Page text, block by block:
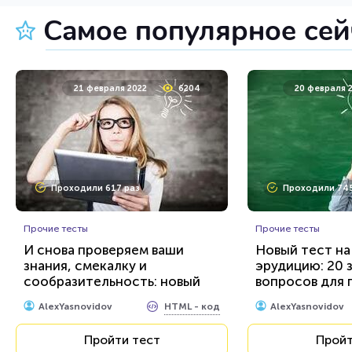
14 декабря 2021 95263
Проходили 15378 раз
Литература
Литературный тест: 20
вопросов по знаменитым
книгам
AlexYasnovidov
Пройти тест
11
Проходили
Музыка
Стинг -
любимец всех
всех
AlexYasnovidov
Самое популярное
21 февраля 2022 6204
Проходили 617 раз
Прочие тесты
И снова проверяем ваши
знания, смекалку и
сообразительность: новый
тест для эрудитов...
AlexYasnovidov HTML - код
Пройти тест
20 февраля
Проходили
Прочие тесты
Новый тест на
эрудицию: 20
вопросов для
знаний...
AlexYasnovidov